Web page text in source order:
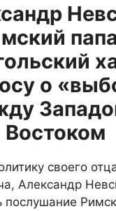
о
Востоком
своего
Александр
послушание